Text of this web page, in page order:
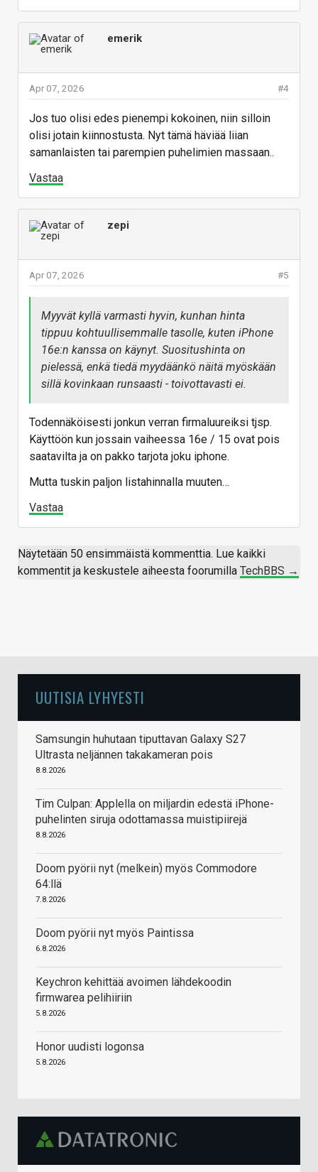
emerik
#4
Apr 07, 2026
Jos tuo olisi edes pienempi kokoinen, niin silloin
olisi jotain kiinnostusta. Nyt tämä häviää liian
samanlaisten tai parempien puhelimien massaan..
Vastaa
zepi
#5
Apr 07, 2026
Myyvät kyllä varmasti hyvin, kunhan hinta
tippuu kohtuullisemmalle tasolle, kuten iPhone
16e:n kanssa on käynyt. Suositushinta on
pielessä, enkä tiedä myydäänkö näitä myöskään
sillä kovinkaan runsaasti - toivottavasti ei.
Todennäköisesti jonkun verran firmaluureiksi tjsp.
Käyttöön kun jossain vaiheessa 16e / 15 ovat pois
saatavilta ja on pakko tarjota joku iphone.
Mutta tuskin paljon listahinnalla muuten…
Vastaa
Näytetään 50 ensimmäistä kommenttia. Lue kaikki
kommentit ja keskustele aiheesta foorumilla TechBBS →
UUTISIA LYHYESTI
Samsungin huhutaan tiputtavan Galaxy S27
Ultrasta neljännen takakameran pois
8.8.2026
Tim Culpan: Applella on miljardin edestä iPhone-
puhelinten siruja odottamassa muistipiirejä
8.8.2026
Doom pyörii nyt (melkein) myös Commodore
64:llä
7.8.2026
Doom pyörii nyt myös Paintissa
6.8.2026
Keychron kehittää avoimen lähdekoodin
firmwarea pelihiiriin
5.8.2026
Honor uudisti logonsa
5.8.2026